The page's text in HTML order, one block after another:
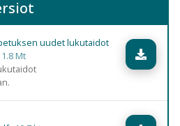
uudet lukutaidot
1.8 Mt